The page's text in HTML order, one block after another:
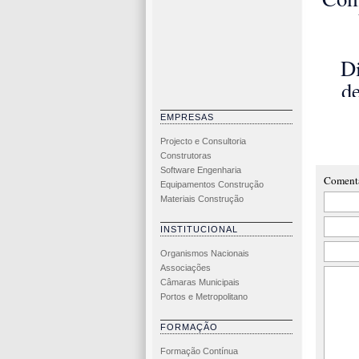
EMPRESAS
Projecto e Consultoria
Construtoras
Software Engenharia
Equipamentos Construção
Materiais Construção
INSTITUCIONAL
Organismos Nacionais
Associações
Câmaras Municipais
Portos e Metropolitano
FORMAÇÃO
Formação Contínua
de